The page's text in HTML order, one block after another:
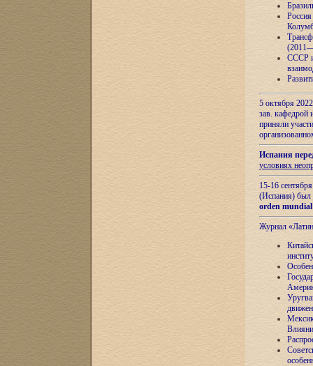
СССР и
5 октября
зав.
приняли
Испания
условиях
15-16
(Испания) был
orden
Журнал